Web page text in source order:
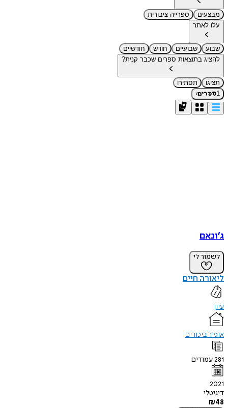
מבצעים
ספרייה ציבורית
עלו לאתר
שבוע שבועיים חודש
חודשיים
להציג בתוצאות ספרים שכבר קנית?
תציגו
תסתירו
1ספרים›
ג’ונאם
לשמור לי
ליאורה חיים
עיון
אופיר ביכורים
281עמודים
2021
דיגיטלי
₪48